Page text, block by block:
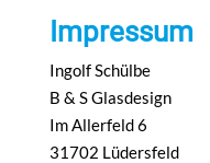
Impressum
Ingolf Schülbe
B & S Glasdesign
Im Allerfeld 6
31702 Lüdersfeld